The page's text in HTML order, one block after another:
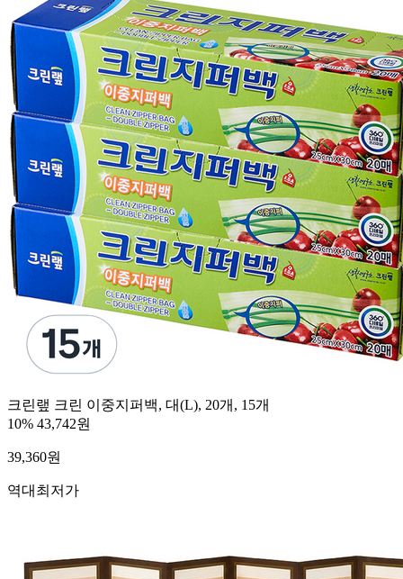
크린랲 크린 이중지퍼백, 대(L), 20개, 15개
10% 43,742원
39,360원
역대최저가